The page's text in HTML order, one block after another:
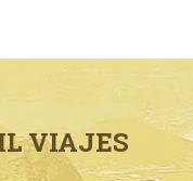
VIAJES